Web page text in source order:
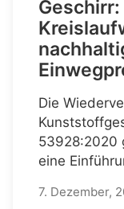
Die
53928:2020
eine
7. Dezember,